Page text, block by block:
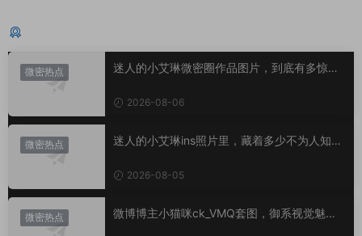
微密热点
迷人的小艾琳微密圈作品图片，到底有多惊
2026-08-06
微密热点
迷人的小艾琳ins照片里，藏着多少不为人知的
2026-08-05
微密热点
微博博主小猫咪ck_VMQ套图，御系视觉魅力